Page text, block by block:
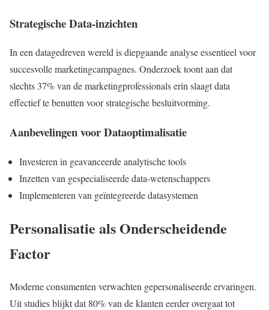
Strategische Data-inzichten
In een datagedreven wereld is diepgaande analyse essentieel voor
succesvolle marketingcampagnes. Onderzoek toont aan dat
slechts 37% van de marketingprofessionals erin slaagt data
effectief te benutten voor strategische besluitvorming.
Aanbevelingen voor Dataoptimalisatie
Investeren in geavanceerde analytische tools
Inzetten van gespecialiseerde data-wetenschappers
Implementeren van geïntegreerde datasystemen
Personalisatie als Onderscheidende
Factor
Moderne consumenten verwachten gepersonaliseerde ervaringen.
Uit studies blijkt dat 80% van de klanten eerder overgaat tot